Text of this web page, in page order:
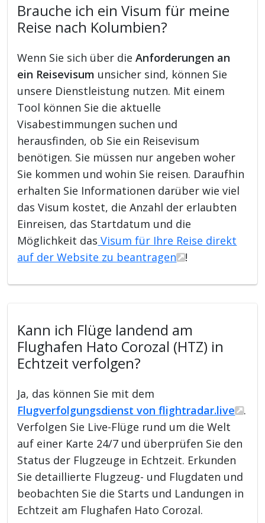
Brauche ich ein Visum für meine
Reise nach Kolumbien?
Wenn Sie sich über dieAnforderungen an
ein Reisevisum unsicher sind, können Sie
unsere Dienstleistung nutzen. Mit einem
Tool können Sie die aktuelle
Visabestimmungen suchen und
herausfinden, ob Sie ein Reisevisum
benötigen. Sie müssen nur angeben woher
Sie kommen und wohin Sie reisen. Daraufhin
erhalten Sie Informationen darüber wie viel
das Visum kostet, die Anzahl der erlaubten
Einreisen, das Startdatum und die
Möglichkeit das Visum für Ihre Reise direkt
auf der Website zu beantragen
!
Kann ich Flüge landend am
Flughafen Hato Corozal (HTZ) in
Echtzeit verfolgen?
Ja, das können Sie mit dem
Flugverfolgungsdienst von flightradar.live
.
Verfolgen Sie Live-Flüge rund um die Welt
auf einer Karte 24/7 und überprüfen Sie den
Status der Flugzeuge in Echtzeit. Erkunden
Sie detaillierte Flugzeug- und Flugdaten und
beobachten Sie die Starts und Landungen in
Echtzeit am Flughafen Hato Corozal.